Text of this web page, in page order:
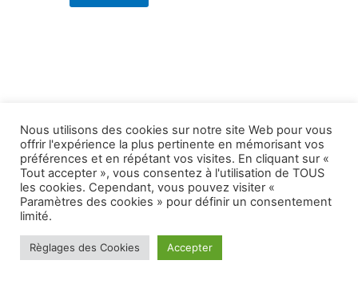
Nous utilisons des cookies sur notre site Web pour vous
offrir l'expérience la plus pertinente en mémorisant vos
préférences et en répétant vos visites. En cliquant sur «
Tout accepter », vous consentez à l'utilisation de TOUS
les cookies. Cependant, vous pouvez visiter «
Paramètres des cookies » pour définir un consentement
limité.
Règlages des Cookies Accepter